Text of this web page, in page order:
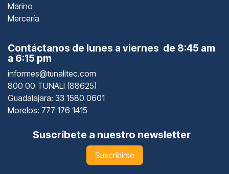
Marino
Mercería
Contáctanos de lunes a viernes de 8:45 am
a 6:15 pm
informes@tunalitec.com
800 00 TUNALI (88625)
Guadalajara: 33 1580 0601
Morelos: 777 176 1415
Suscríbete a nuestro newsletter
Suscribirse